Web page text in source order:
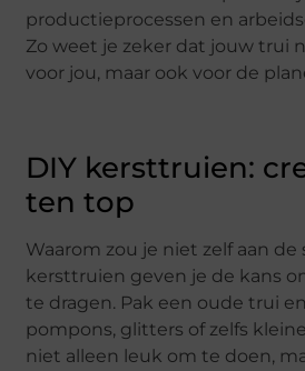
productieprocessen en
Zo weet je zeker dat jouw trui
voor jou, maar ook voor de
DIY kersttruien:
ten top
Waarom zou je niet zelf aan de
kersttruien geven je de kans
te dragen. Pak een oude trui
pompons, glitters of zelfs
niet alleen leuk om te doen,